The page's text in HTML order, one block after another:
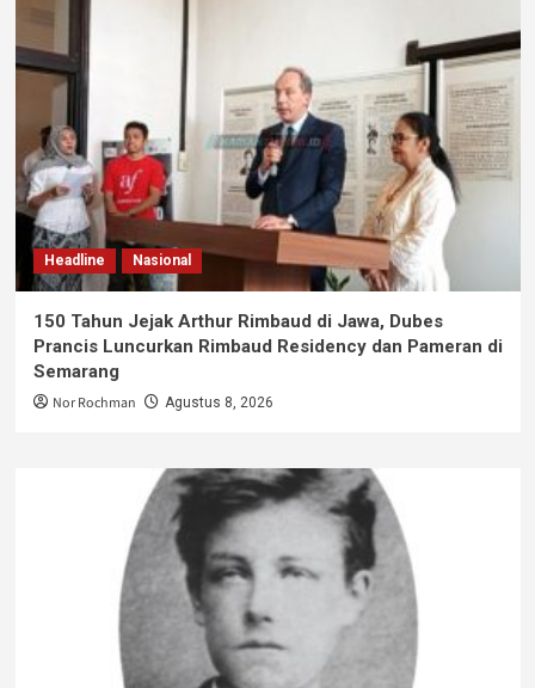
Headline Nasional
150 Tahun Jejak Arthur Rimbaud di Jawa, Dubes
Prancis Luncurkan Rimbaud Residency dan Pameran di
Semarang
Nor Rochman Agustus 8, 2026